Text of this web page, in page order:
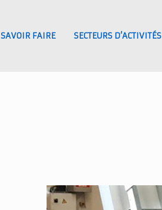
SAVOIR FAIRE SECTEURS D’ACTIVITÉS